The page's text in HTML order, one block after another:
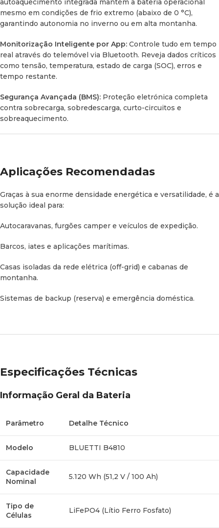
Especificações Técnicas
Informação Geral da Bateria
Parâmetro Detalhe Técnico
Modelo
Capacidade
5.120 Wh (51,2 V / 100 Ah)
Vida Útil
> 6.000 ciclos @ 70% de capacidade
Expansão
IP
poeira)
Peso Aprox. 46 kg (101,4 lbs)
Dimensões
608 × 380 × 145 mm
Desempenho de Carga e Descarga
Parâmetro Valor / Limite
Corrente de Carga
50 A
Corrente de Carga
100 A
Corrente de
100 A
autoaquecimento integrada mantém a bateria operacional
mesmo em condições de frio extremo (abaixo de 0 °C),
garantindo autonomia no inverno ou em alta montanha.
Monitorização Inteligente por App: Controle tudo em tempo
real através do telemóvel via Bluetooth. Reveja dados críticos
como tensão, temperatura, estado de carga (SOC), erros e
tempo restante.
Segurança Avançada (BMS): Proteção eletrónica completa
contra sobrecarga, sobredescarga, curto-circuitos e
sobreaquecimento.
Aplicações Recomendadas
Graças à sua enorme densidade energética e versatilidade, é a
solução ideal para:
Autocaravanas, furgões camper e veículos de expedição.
Barcos, iates e aplicações marítimas.
Casas isoladas da rede elétrica (off-grid) e cabanas de
montanha.
Sistemas de backup (reserva) e emergência doméstica.
Especificações Técnicas
Informação Geral da Bateria
Parâmetro Detalhe Técnico
Modelo BLUETTI B4810
Capacidade
Nominal
5.120 Wh (51,2 V / 100 Ah)
Tipo de
Células
LiFePO4 (Lítio Ferro Fosfato)